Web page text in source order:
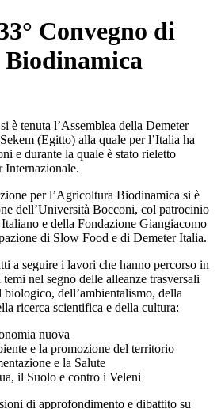
Convegno di
è tenuta l’Assemblea della Demeter
(Egitto) alla quale per l’Italia ha
e durante la quale è stato rieletto
Internazionale.
per l’Agricoltura Biodinamica si è
dell’Università Bocconi, col patrocinio
e della Fondazione Giangiacomo
di Slow Food e di Demeter Italia.
a seguire i lavori che hanno percorso in
nel segno delle alleanze trasversali
dell’ambientalismo, della
ricerca scientifica e della cultura:
nuova
e la promozione del territorio
e la Salute
il Suolo e contro i Veleni
di approfondimento e dibattito su